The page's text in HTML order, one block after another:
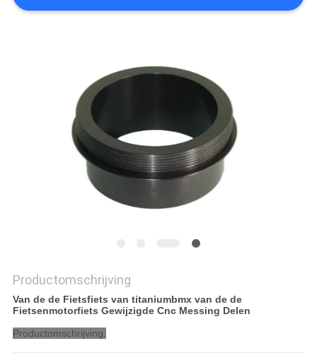
Productomschrijving
Van de de Fietsfiets van titaniumbmx van de de
Fietsenmotorfiets Gewijzigde Cnc Messing Delen
Productomschrijving: